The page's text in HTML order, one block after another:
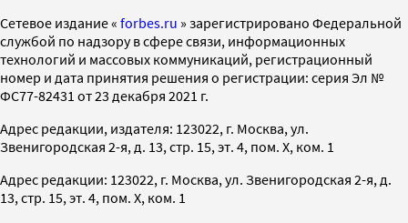
Cетевое издание « forbes.ru » зарегистрировано Федеральной
службой по надзору в сфере связи, информационных
технологий и массовых коммуникаций, регистрационный
номер и дата принятия решения о регистрации: серия Эл №
ФС77-82431 от 23 декабря 2021 г.
Адрес редакции, издателя: 123022, г. Москва, ул.
Звенигородская 2-я, д. 13, стр. 15, эт. 4, пом. X, ком. 1
Адрес редакции: 123022, г. Москва, ул. Звенигородская 2-я, д.
13, стр. 15, эт. 4, пом. X, ком. 1